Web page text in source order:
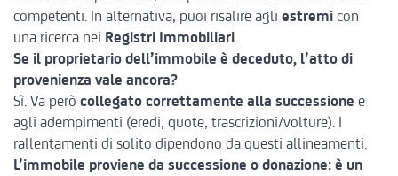
competenti. In alternativa, puoi risalire agli estremi con
una ricerca nei Registri Immobiliari.
Se il proprietario dell’immobile è deceduto, l’atto di
provenienza vale ancora?
Sì. Va però collegato correttamente alla successione e
agli adempimenti (eredi, quote, trascrizioni/volture). I
rallentamenti di solito dipendono da questi allineamenti.
L’immobile proviene da successione o donazione: è un